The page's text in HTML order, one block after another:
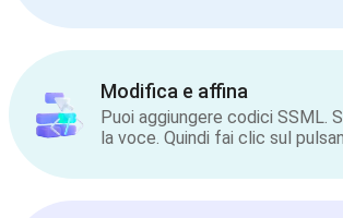
Modifica e affina
Puoi aggiungere codici SSML.
la voce. Quindi fai clic sul